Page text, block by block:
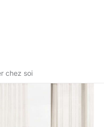
chez soi